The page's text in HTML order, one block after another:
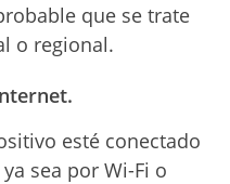
que se trate
o regional.
esté conectado
sea por Wi-Fi o